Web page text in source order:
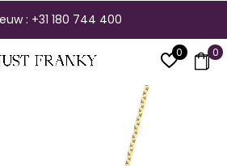
0 0
: +31 180 744 400